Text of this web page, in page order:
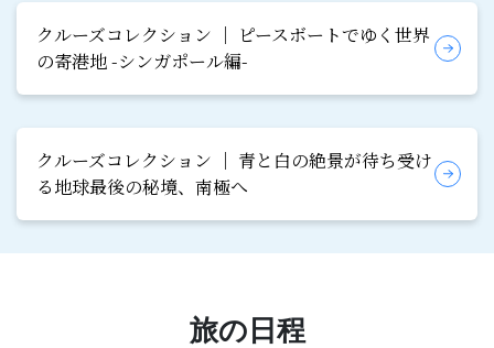
クルーズコレクション │ ピースボートでゆく世界
の寄港地 -シンガポール編-
クルーズコレクション │ 青と白の絶景が待ち受け
る地球最後の秘境、南極へ
旅の日程